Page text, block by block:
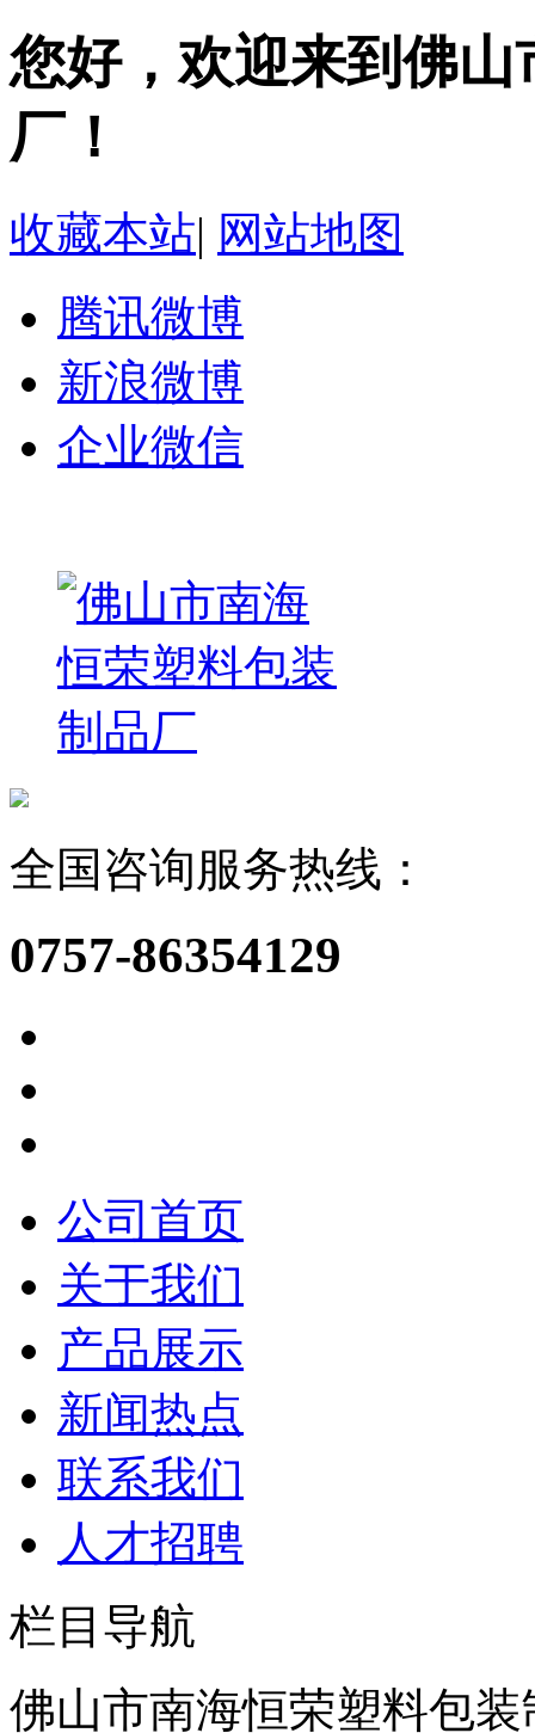
您好，欢迎来到佛
厂！
收藏本站| 网站地图
腾讯微博
新浪微博
企业微信
全国咨询服务热线：
0757-86354129
公司首页
关于我们
产品展示
新闻热点
联系我们
人才招聘
栏目导航
佛山市南海恒荣塑料包装